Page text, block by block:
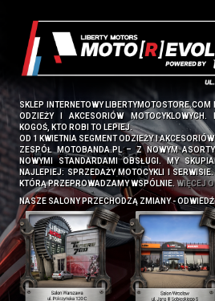
SKLEP INTERNETOWY
ODZIEŻY I AKCESORIÓW MOTOCYKLOWYCH.
KOGOŚ, KTO ROBI TO LEPIEJ.
OD 1 KWIETNIA SEGMENT ODZIEŻY I
ZESPÓŁMOTOBANDA.PL – Z NOWYM
NOWYMI STANDARDAMI OBSŁUGI. MY
NAJLEPIEJ: SPRZEDAŻY MOTOCYKLI I
KTÓRĄ PRZEPROWADZAMY WSPÓLNIE. WIĘCEJ
NASZE SALONY PRZECHODZĄ ZMIANY -